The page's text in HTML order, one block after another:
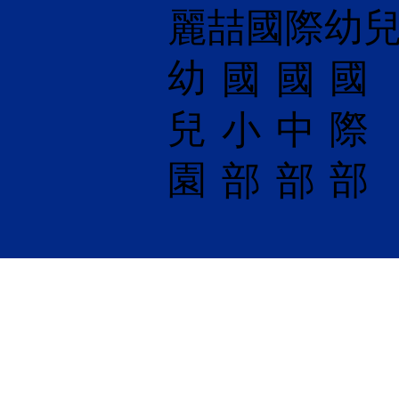
麗喆國際幼
幼
兒
園
​國
小
部
國
中
部
國
際
部